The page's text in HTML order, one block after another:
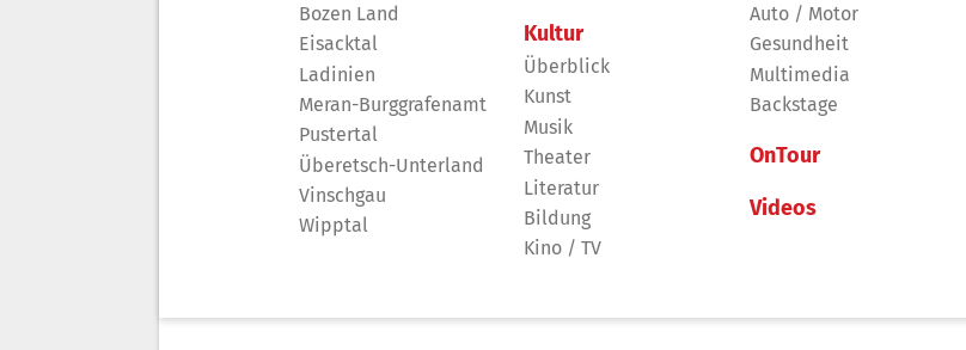
Bozen Land
Eisacktal
Ladinien
Meran-Burggrafenamt
Pustertal
Überetsch-Unterland
Vinschgau
Wipptal
Kultur
Überblick
Kunst
Musik
Theater
Literatur
Bildung
Kino / TV
Auto / Motor
Gesundheit
Multimedia
Backstage
OnTour
Videos